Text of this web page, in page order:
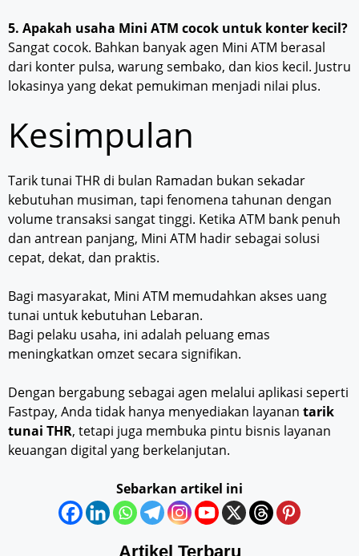
5. Apakah usaha Mini ATM cocok untuk konter kecil?
Sangat cocok. Bahkan banyak agen Mini ATM berasal
dari konter pulsa, warung sembako, dan kios kecil. Justru
lokasinya yang dekat pemukiman menjadi nilai plus.
Kesimpulan
Tarik tunai THR di bulan Ramadan bukan sekadar
kebutuhan musiman, tapi fenomena tahunan dengan
volume transaksi sangat tinggi. Ketika ATM bank penuh
dan antrean panjang, Mini ATM hadir sebagai solusi
cepat, dekat, dan praktis.
Bagi masyarakat, Mini ATM memudahkan akses uang
tunai untuk kebutuhan Lebaran.
Bagi pelaku usaha, ini adalah peluang emas
meningkatkan omzet secara signifikan.
Dengan bergabung sebagai agen melalui aplikasi seperti
Fastpay, Anda tidak hanya menyediakan layanan tarik
tunai THR, tetapi juga membuka pintu bisnis layanan
keuangan digital yang berkelanjutan.
Sebarkan artikel ini
Artikel Terbaru